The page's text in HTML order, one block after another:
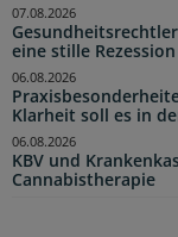
eine stille
07.08.2026
Klarheit soll es in
06.08.2026
KBV und
Cannabistherapie
06.08.2026